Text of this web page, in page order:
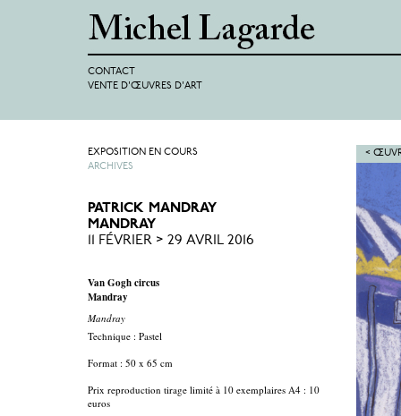
CONTACT
VENTE D'ŒUVRES D'ART
<
EXPOSITION EN COURS
ARCHIVES
PATRICK MANDRAY
MANDRAY
11 FÉVRIER > 29 AVRIL 2016
Van Gogh circus
Mandray
Mandray
Technique : Pastel
Format : 50 x 65 cm
Prix reproduction tirage limité à 10 exemplaires A4 : 10
euros